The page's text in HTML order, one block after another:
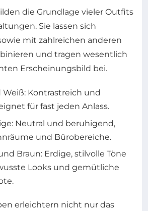
die Grundlage vieler Outfits
Sie lassen sich
mit zahlreichen anderen
und tragen wesentlich
Erscheinungsbild bei.
Weiß: Kontrastreich und
für fast jeden Anlass.
Neutral und beruhigend,
und Bürobereiche.
Braun: Erdige, stilvolle Töne
Looks und gemütliche
erleichtern nicht nur das